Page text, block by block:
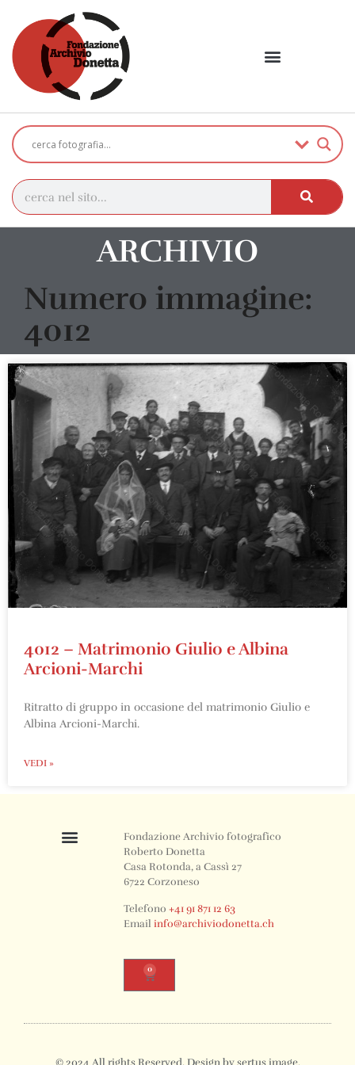
ARCHIVIO
Numero immagine:
4012
4012 – Matrimonio Giulio e Albina
Arcioni-Marchi
Ritratto di gruppo in occasione del matrimonio Giulio e
Albina Arcioni-Marchi.
VEDI »
Fondazione Archivio fotografico
Roberto Donetta
Casa Rotonda, a Cassì 27
6722 Corzoneso
Telefono+41 91 871 12 63
Emailinfo@archiviodonetta.ch
0